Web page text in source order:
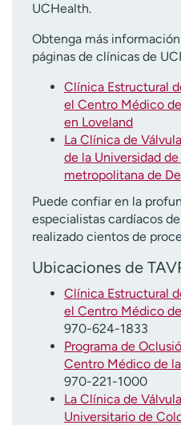
UCHealth.
Obtenga más
páginas de clínicas de
Clínica Estructural
el Centro Médico
en Loveland
La Clínica de
de la Universidad
metropolitana de
Puede confiar en la
especialistas cardíacos
realizado cientos de
Ubicaciones de
Clínica Estructural
el Centro Médico
970-624-1833
Programa de
Centro Médico de
970-221-1000
La Clínica de
Universitario de